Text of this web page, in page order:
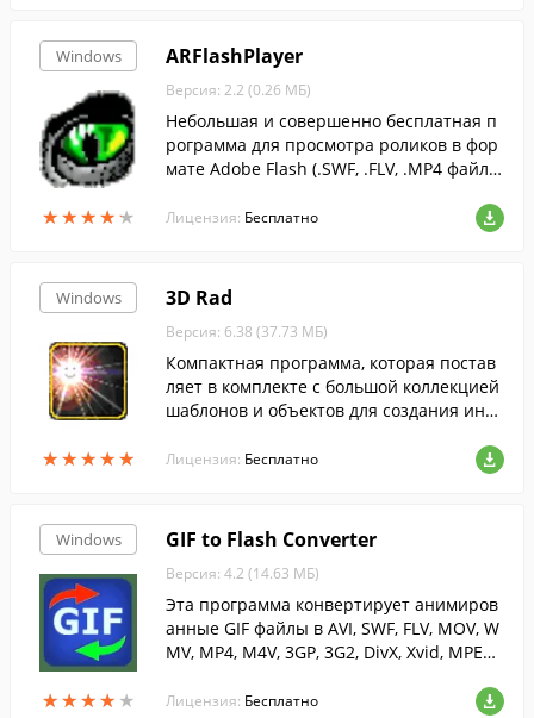
Windows
★★★★★
★★★★★
ARFlashPlayer
Версия: 2.2 (0.26 МБ)
Небольшая и совершенно бесплатная п
рограмма для просмотра роликов в фор
мате Adobe Flash (.SWF, .FLV, .MP4 файло
Лицензия: Бесплатно
Windows
★★★★★
★★★★★
3D Rad
Версия: 6.38 (37.73 МБ)
Компактная программа, которая постав
ляет в комплекте с большой коллекцией
шаблонов и объектов для создания инте
Лицензия: Бесплатно
Windows
★★★★ ★
★★★★ ★
GIF to Flash Converter
Версия: 4.2 (14.63 МБ)
Эта программа конвертирует анимиров
анные GIF файлы в AVI, SWF, FLV, MOV, W
MV, MP4, M4V, 3GP, 3G2, DivX, Xvid, MPEG2
Лицензия: Бесплатно